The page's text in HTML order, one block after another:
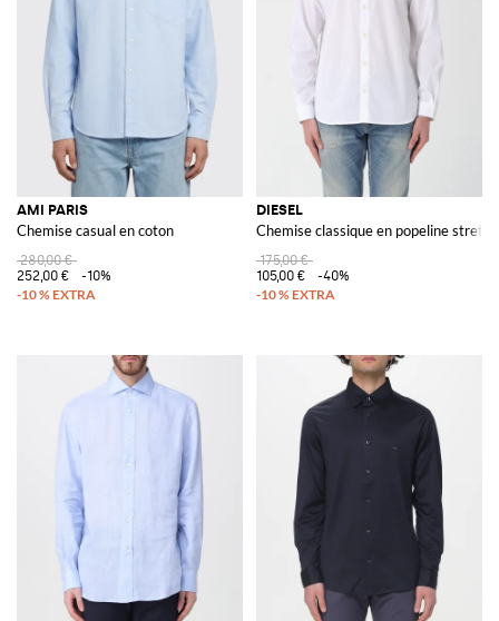
AMI PARIS
Chemise casual en coton
280,00 €
252,00 €
-10%
DIESEL
Chemise classique en popeline stretch
175,00 €
105,00 €
-40%